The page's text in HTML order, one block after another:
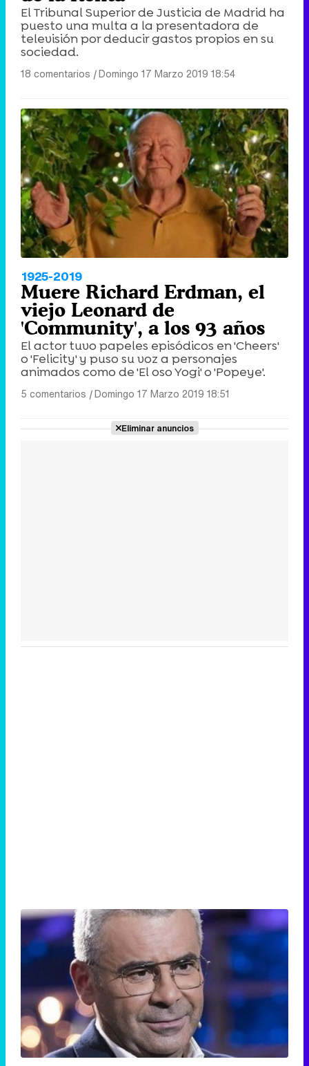
El Tribunal Superior de Justicia de Madrid ha
puesto una multa a la presentadora de
televisión por deducir gastos propios en su
sociedad.
18 comentarios |Domingo 17 Marzo 2019 18:54
1925-2019
Muere Richard Erdman, el
viejo Leonard de
'Community', a los 93 años
El actor tuvo papeles episódicos en 'Cheers'
o 'Felicity' y puso su voz a personajes
animados como de 'El oso Yogi' o 'Popeye'.
5 comentarios |Domingo 17 Marzo 2019 18:51
Eliminar anuncios